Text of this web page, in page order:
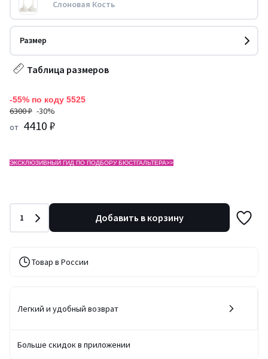
Слоновая Кость
Размер
Таблица размеров
-55% по коду 5525
6300 ₽ -30%
от 4410 ₽
ЭКСКЛЮЗИВНЫЙ ГИД ПО ПОДБОРУ БЮСТГАЛЬТЕРА>>
Количество
1 Добавить в корзину
Товар в России
Легкий и удобный возврат
Больше скидок в приложении